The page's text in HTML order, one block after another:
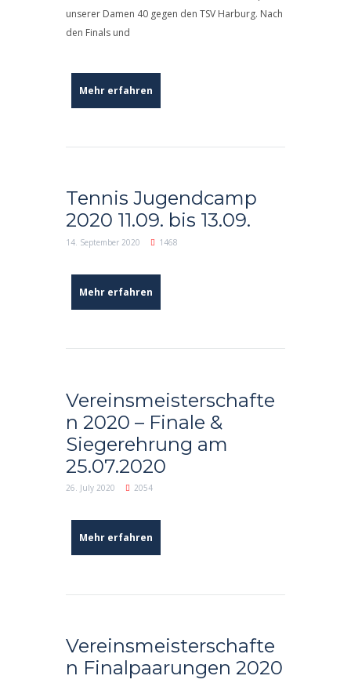
unserer Damen 40 gegen den TSV Harburg. Nach
den Finals und
Mehr erfahren
Tennis Jugendcamp
2020 11.09. bis 13.09.
14. September 2020 1468
Mehr erfahren
Vereinsmeisterschafte
n 2020 – Finale &
Siegerehrung am
25.07.2020
26. July 2020 2054
Mehr erfahren
Vereinsmeisterschafte
n Finalpaarungen 2020